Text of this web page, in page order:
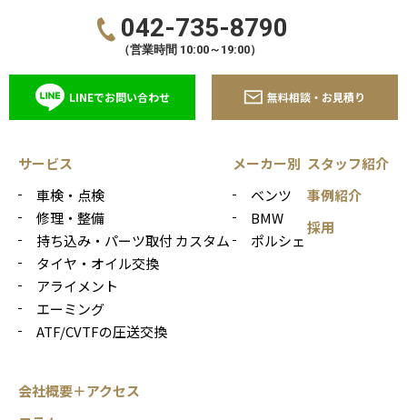
042-735-8790
（営業時間 10:00～19:00）
LINEでお問い合わせ 無料相談・お見積り
サービス
車検・点検
修理・整備
持ち込み・パーツ取付 カスタム
タイヤ・オイル交換
アライメント
エーミング
ATF/CVTFの圧送交換
メーカー別
ベンツ
BMW
ポルシェ
スタッフ紹介
事例紹介
採用
会社概要＋アクセス